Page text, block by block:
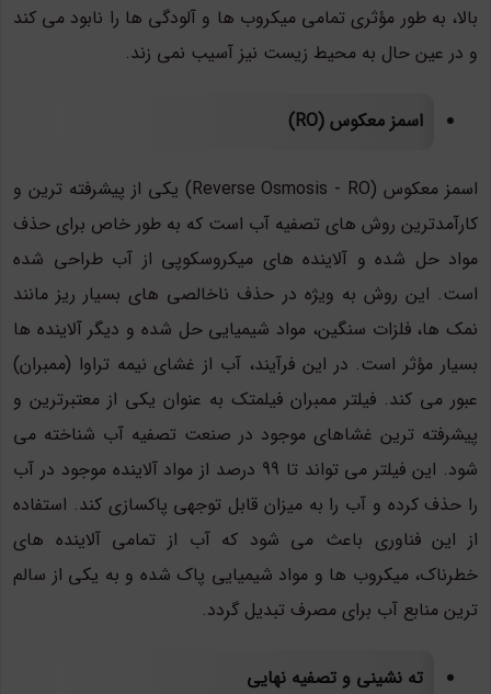
بالا، به طور مؤثری تمامی میکروب ها و آلودگی ها را نابود می کند
و در عین حال به محیط زیست نیز آسیب نمی زند.
اسمز معکوس (RO)
اسمز معکوس (Reverse Osmosis - RO) یکی از پیشرفته ترین و
کارآمدترین روش های تصفیه آب است که به طور خاص برای حذف
مواد حل شده و آلاینده های میکروسکوپی از آب طراحی شده
است. این روش به ویژه در حذف ناخالصی های بسیار ریز مانند
نمک ها، فلزات سنگین، مواد شیمیایی حل شده و دیگر آلاینده ها
بسیار مؤثر است. در این فرآیند، آب از غشای نیمه تراوا (ممبران)
عبور می کند. فیلتر ممبران فیلمتک به عنوان یکی از معتبرترین و
پیشرفته ترین غشاهای موجود در صنعت تصفیه آب شناخته می
شود. این فیلتر می تواند تا 99 درصد از مواد آلاینده موجود در آب
را حذف کرده و آب را به میزان قابل توجهی پاکسازی کند. استفاده
از این فناوری باعث می شود که آب از تمامی آلاینده های
خطرناک، میکروب ها و مواد شیمیایی پاک شده و به یکی از سالم
ترین منابع آب برای مصرف تبدیل گردد.
ته نشینی و تصفیه نهایی